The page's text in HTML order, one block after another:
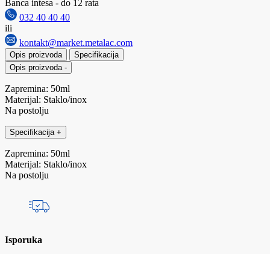
Banca intesa - do 12 rata
032 40 40 40
ili
kontakt@market.metalac.com
Opis proizvoda
Specifikacija
Opis proizvoda -
Zapremina: 50ml
Materijal: Staklo/inox
Na postolju
Specifikacija +
Zapremina: 50ml
Materijal: Staklo/inox
Na postolju
Isporuka